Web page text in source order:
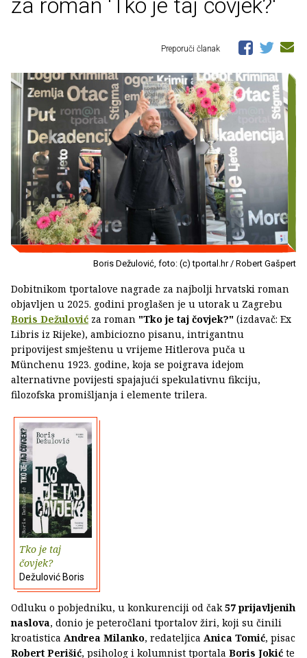
za roman 'Tko je taj čovjek?'
Preporuči članak
Boris Dežulović, foto: (c) tportal.hr / Robert Gašpert
Dobitnikom tportalove nagrade za najbolji hrvatski roman
objavljen u 2025. godini proglašen je u utorak u Zagrebu
Boris Dežulović za roman "Tko je taj čovjek?" (izdavač: Ex
Libris iz Rijeke), ambiciozno pisanu, intrigantnu
pripovijest smještenu u vrijeme Hitlerova puča u
Münchenu 1923. godine, koja se poigrava idejom
alternativne povijesti spajajući spekulativnu fikciju,
filozofska promišljanja i elemente trilera.
Tko je taj
čovjek?
Dežulović Boris
Odluku o pobjedniku, u konkurenciji od čak 57 prijavljenih
naslova, donio je peteročlani tportalov žiri, koji su činili
kroatistica Andrea Milanko, redateljica Anica Tomić, pisac
Robert Perišić, psiholog i kolumnist tportala Boris Jokić te